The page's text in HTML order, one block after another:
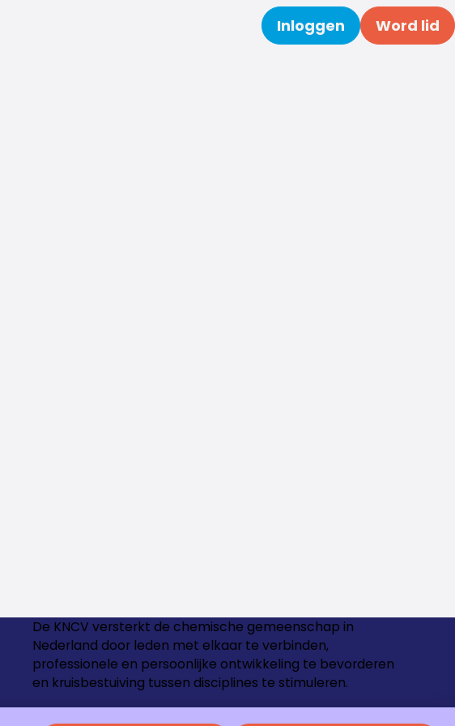
Zoeken Inloggen Word lid
De KNCV versterkt de chemische gemeenschap in
Nederland door leden met elkaar te verbinden,
professionele en persoonlijke ontwikkeling te bevorderen
en kruisbestuiving tussen disciplines te stimuleren.